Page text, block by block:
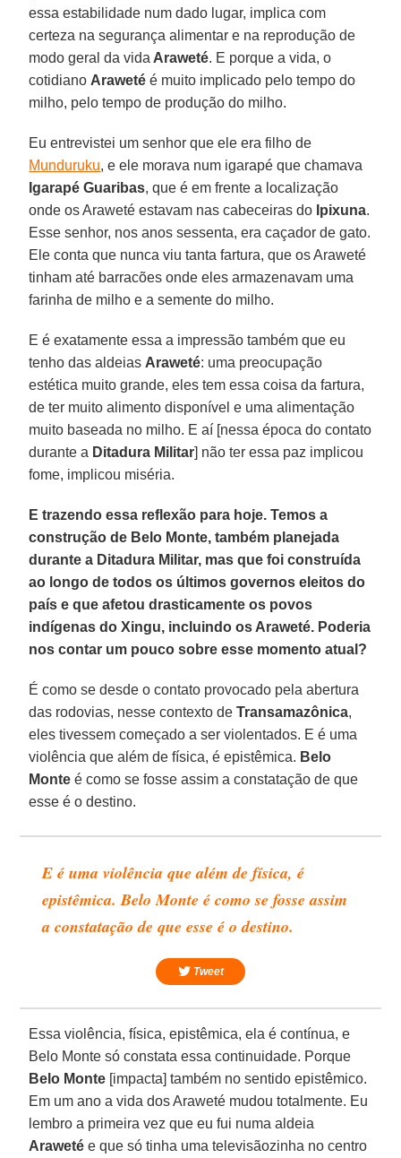
essa estabilidade num dado lugar, implica com
certeza na segurança alimentar e na reprodução de
modo geral da vida Araweté. E porque a vida, o
cotidiano Araweté é muito implicado pelo tempo do
milho, pelo tempo de produção do milho.
Eu entrevistei um senhor que ele era filho de
Munduruku, e ele morava num igarapé que chamava
Igarapé Guaribas, que é em frente a localização
onde os Araweté estavam nas cabeceiras do Ipixuna.
Esse senhor, nos anos sessenta, era caçador de gato.
Ele conta que nunca viu tanta fartura, que os Araweté
tinham até barracões onde eles armazenavam uma
farinha de milho e a semente do milho.
E é exatamente essa a impressão também que eu
tenho das aldeias Araweté: uma preocupação
estética muito grande, eles tem essa coisa da fartura,
de ter muito alimento disponível e uma alimentação
muito baseada no milho. E aí [nessa época do contato
durante a Ditadura Militar] não ter essa paz implicou
fome, implicou miséria.
E trazendo essa reflexão para hoje. Temos a
construção de Belo Monte, também planejada
durante a Ditadura Militar, mas que foi construída
ao longo de todos os últimos governos eleitos do
país e que afetou drasticamente os povos
indígenas do Xingu, incluindo os Araweté. Poderia
nos contar um pouco sobre esse momento atual?
É como se desde o contato provocado pela abertura
das rodovias, nesse contexto deTransamazônica,
eles tivessem começado a ser violentados. E é uma
violência que além de física, é epistêmica. Belo
Monte é como se fosse assim a constatação de que
esse é o destino.
E é uma violência que além de física, é
epistêmica. Belo Monte é como se fosse assim
a constatação de que esse é o destino.
Tweet
Essa violência, física, epistêmica, ela é contínua, e
Belo Monte só constata essa continuidade. Porque
Belo Monte [impacta] também no sentido epistêmico.
Em um ano a vida dos Araweté mudou totalmente. Eu
lembro a primeira vez que eu fui numa aldeia
Araweté e que só tinha uma televisãozinha no centro